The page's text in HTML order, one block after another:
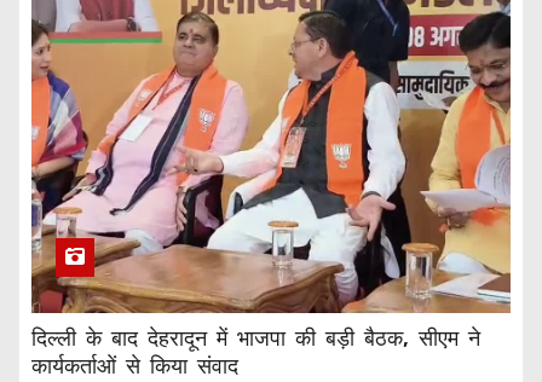
दिल्ली के बाद देहरादून में भाजपा की बड़ी बैठक, सीएम ने
कार्यकर्ताओं से किया संवाद